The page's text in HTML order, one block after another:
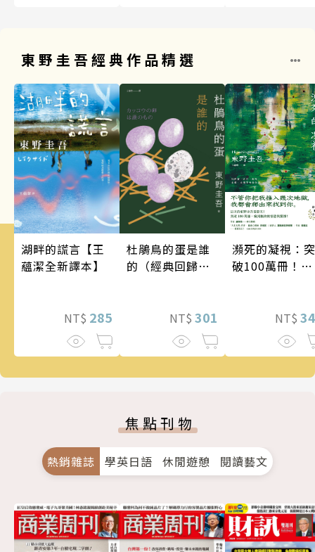
東野圭吾經典作品精選
湖畔的謊言【王
蘊潔全新譯本】
NT$ 285
杜鵑鳥的蛋是誰
的（經典回歸
NT$ 301
瀕死的凝視：突
破100萬冊！這
的情慾與驚悚！
NT$
焦點刊物
熱銷雜誌 學英日語 休閒遊憩 閱讀藝文